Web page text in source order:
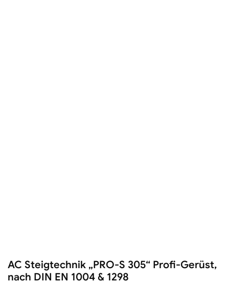
AC Steigtechnik „PRO-S 305“ Profi-Gerüst,
nach DIN EN 1004 & 1298